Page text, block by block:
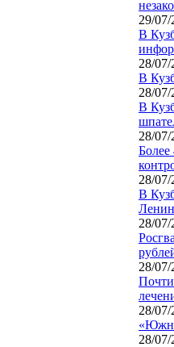
29/07/
В
28/07/
В
28/
В
28/07/
28/
В
28/
28/
Почти
28/07/
28/